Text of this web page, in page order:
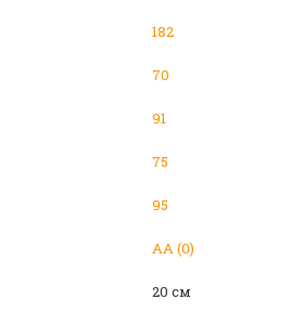
182
70
91
75
95
АА (0)
20 см